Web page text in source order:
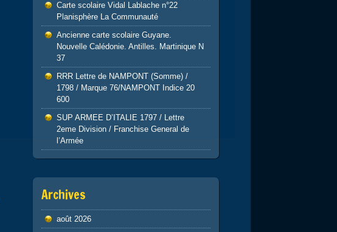
Carte scolaire Vidal Lablache n°22
Planisphère La Communauté
Ancienne carte scolaire Guyane.
Nouvelle Calédonie. Antilles. Martinique N
37
RRR Lettre de NAMPONT (Somme) /
1798 / Marque 76/NAMPONT Indice 20
600
SUP ARMEE D’ITALIE 1797 / Lettre
2eme Division / Franchise General de
l’Armée
Archives
août 2026